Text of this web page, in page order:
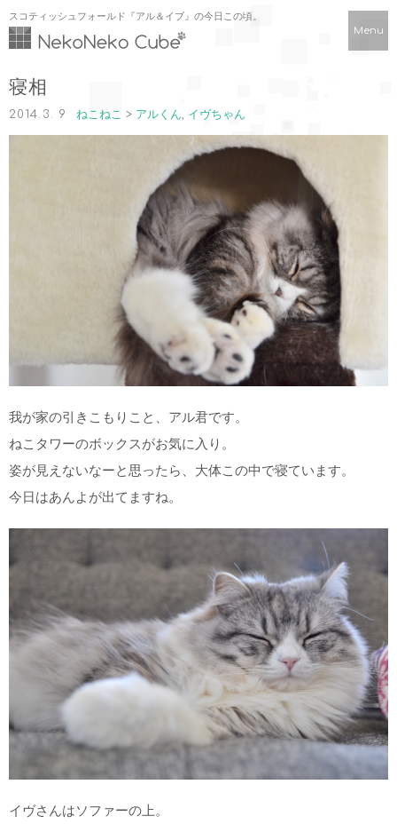
スコティッシュフォールド『アル＆イブ』の今日この頃。
Menu
寝相
2014.3. 9 ねこねこ > アルくん, イヴちゃん
我が家の引きこもりこと、アル君です。
ねこタワーのボックスがお気に入り。
姿が見えないなーと思ったら、大体この中で寝ています。
今日はあんよが出てますね。
イヴさんはソファーの上。